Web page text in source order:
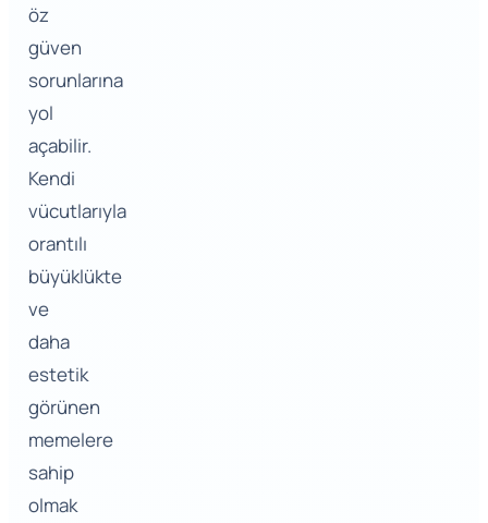
öz
güven
sorunlarına
yol
açabilir.
Kendi
vücutlarıyla
orantılı
büyüklükte
ve
daha
estetik
görünen
memelere
sahip
olmak